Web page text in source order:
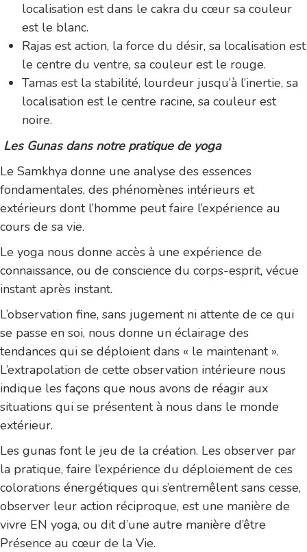
localisation est dans le cakra du cœur sa couleur
est le blanc.
Rajas est action, la force du désir, sa localisation est
le centre du ventre, sa couleur est le rouge.
Tamas est la stabilité, lourdeur jusqu’à l’inertie, sa
localisation est le centre racine, sa couleur est
noire.
Les Gunas dans notre pratique de yoga
Le Samkhya donne une analyse des essences
fondamentales, des phénomènes intérieurs et
extérieurs dont l’homme peut faire l’expérience au
cours de sa vie.
Le yoga nous donne accès à une expérience de
connaissance, ou de conscience du corps-esprit, vécue
instant après instant.
L’observation fine, sans jugement ni attente de ce qui
se passe en soi, nous donne un éclairage des
tendances qui se déploient dans « le maintenant ».
L’extrapolation de cette observation intérieure nous
indique les façons que nous avons de réagir aux
situations qui se présentent à nous dans le monde
extérieur.
Les gunas font le jeu de la création. Les observer par
la pratique, faire l’expérience du déploiement de ces
colorations énergétiques qui s’entremêlent sans cesse,
observer leur action réciproque, est une manière de
vivre EN yoga, ou dit d’une autre manière d’être
Présence au cœur de la Vie.